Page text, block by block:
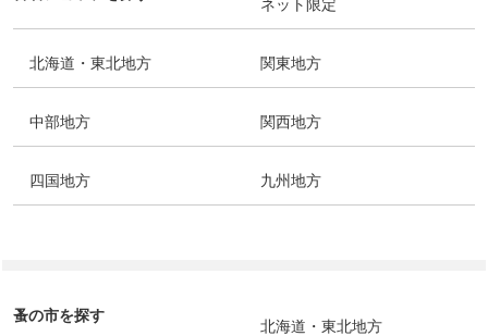
ネット限定
北海道・東北地方 関東地方
中部地方 関西地方
四国地方 九州地方
蚤の市を探す
北海道・東北地方